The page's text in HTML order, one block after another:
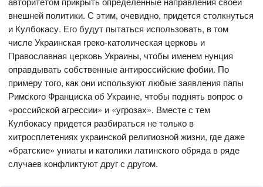
внешней политики. С этим, очевидно, придется столкнуться
и Кулбокасу. Его будут пытаться использовать, в том
числе Украинская греко-католическая церковь и
Православная церковь Украины, чтобы именем нунция
оправдывать собственные антироссийские фобии. По
примеру того, как они используют любые заявления папы
Римского Франциска об Украине, чтобы поднять вопрос о
«российской агрессии» и «угрозах». Вместе с тем
Кулбокасу придется разбираться не только в
хитросплетениях украинской религиозной жизни, где даже
«братские» униаты и католики латинского обряда в ряде
случаев конфликтуют друг с другом.